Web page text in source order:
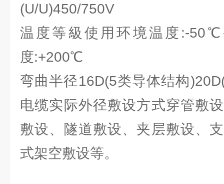
(U/U)450/750V
温度等級使用环境温度:-
度:+200℃
弯曲半径16D(5类导体结构
电缆实际外径敷设方式穿管敷
敷设、隧道敷设、夹层敷设、
式架空敷设等。